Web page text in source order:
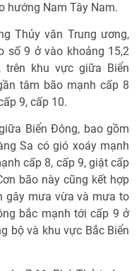
hướng Nam Tây Nam.
Thủy văn Trung ương,
số 9 ở vào khoảng 15,2
trên khu vực giữa Biển
tâm bão mạnh cấp 8
9, cấp 10.
Biển Đông, bao gồm
Sa có gió xoáy mạnh
cấp 8, cấp 9, giật cấp
bão này cũng kết hợp
gây mưa vừa và mưa to
bắc mạnh tới cấp 9 ở
bộ và khu vực Bắc Biển